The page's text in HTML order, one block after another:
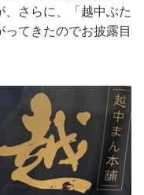
さらに、「越中ぶた
てきたのでお披露目